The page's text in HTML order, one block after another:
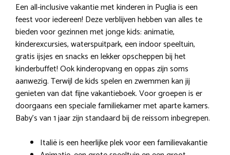
Een all-inclusive vakantie met kinderen in Puglia is een
feest voor iedereen! Deze verblijven hebben van alles te
bieden voor gezinnen met jonge kids: animatie,
kinderexcursies, waterspuitpark, een indoor speeltuin,
gratis ijsjes en snacks en lekker opscheppen bij het
kinderbuffet! Ook kinderopvang en oppas zijn soms
aanwezig. Terwijl de kids spelen en zwemmen kan jij
genieten van dat fijne vakantieboek. Voor groepen is er
doorgaans een speciale familiekamer met aparte kamers.
Baby’s van 1 jaar zijn standaard bij de reissom inbegrepen.
Italië is een heerlijke plek voor een familievakantie